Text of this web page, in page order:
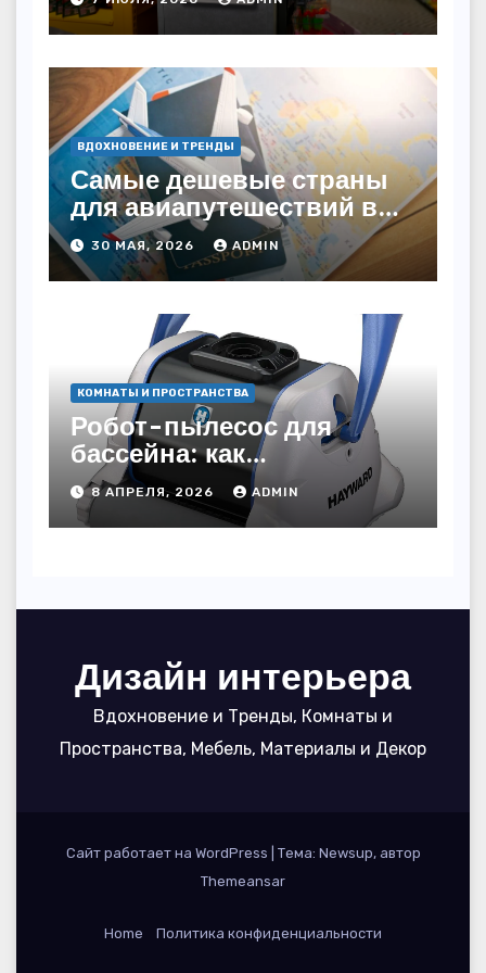
ВДОХНОВЕНИЕ И ТРЕНДЫ
Самые дешевые страны
для авиапутешествий в
2026 году: куда слетать за
копейки?
30 МАЯ, 2026 ADMIN
КОМНАТЫ И ПРОСТРАНСТВА
Робот-пылесос для
бассейна: как
пользоваться, чтобы
вода блестела, а
устройство служило 7
8 АПРЕЛЯ, 2026 ADMIN
Дизайн интерьера
Вдохновение и Тренды, Комнаты и
Пространства, Мебель, Материалы и Декор
Сайт работает на WordPress
Тема: Newsup, автор
Themeansar
Home Политика конфиденциальности